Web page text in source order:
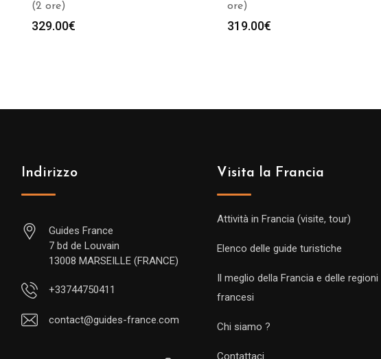
(2 ore)
329.00€
ore)
319.00€
Indirizzo
Guides France
7 bd de Louvain
13008 MARSEILLE (FRANCE)
+33744750411
contact@guides-france.com
Visita la Francia
Attività in Francia (visite, tour)
Elenco delle guide turistiche
Il meglio della Francia e delle regioni
francesi
Chi siamo ?
Contattaci